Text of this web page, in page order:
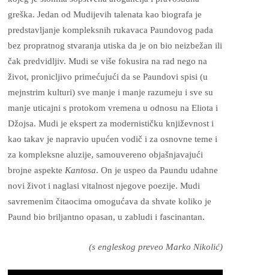
greška. Jedan od Mudijevih talenata kao biografa je
predstavljanje kompleksnih rukavaca Paundovog pada
bez propratnog stvaranja utiska da je on bio neizbežan ili
čak predvidljiv. Mudi se više fokusira na rad nego na
život, pronicljivo primećujući da se Paundovi spisi (u
mejnstrim kulturi) sve manje i manje razumeju i sve su
manje uticajni s protokom vremena u odnosu na Eliota i
Džojsa. Mudi je ekspert za modernističku književnost i
kao takav je napravio upućen vodič i za osnovne teme i
za kompleksne aluzije, samouvereno objašnjavajući
brojne aspekte Kantosa. On je uspeo da Paundu udahne
novi život i naglasi vitalnost njegove poezije. Mudi
savremenim čitaocima omogućava da shvate koliko je
Paund bio briljantno opasan, u zabludi i fascinantan.
(s engleskog preveo Marko Nikolić)